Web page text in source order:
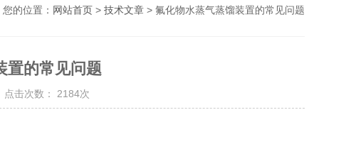
您的位置： 网站首页 > 技术文章 > 氟化物水蒸气蒸馏装置的常见问题
置的常见问题
击次数： 2184次